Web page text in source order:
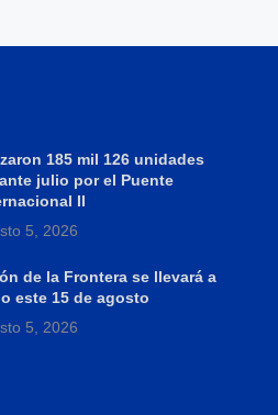
185 mil 126 unidades
julio por el Puente
II
5, 2026
de la Frontera se llevará a
este 15 de agosto
5, 2026